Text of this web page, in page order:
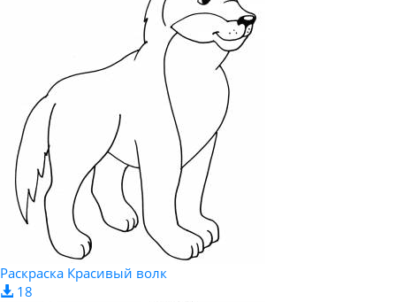
Раскраска Красивый волк
18